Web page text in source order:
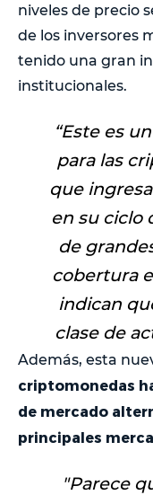
niveles de precio
de los inversores
tenido una gran
institucionales.
“Este es
para las
que
en su ciclo
de
cobertura
indican
clase de
Además, esta
criptomonedas
de mercado
principales
"Parece